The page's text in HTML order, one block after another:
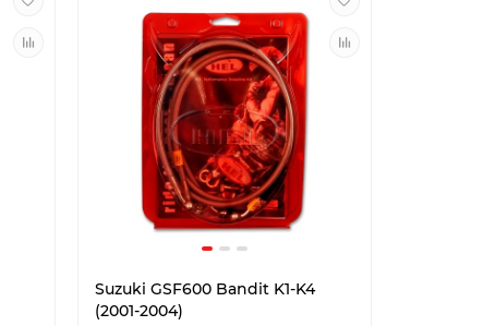
Suzuki GSF600 Bandit K1-K4
(2001-2004)